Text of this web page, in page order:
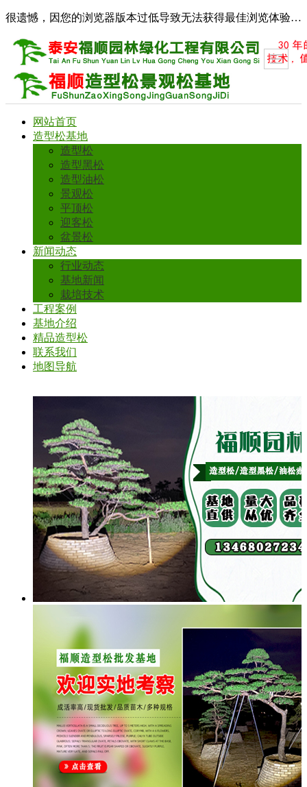
很遗憾，因您的浏览器版本过低导致无法获得最佳浏览体验，推荐下载安装谷歌浏览器！
网站首页
造型松基地
造型松
造型黑松
造型油松
景观松
平顶松
迎客松
盆景松
新闻动态
行业动态
基地新闻
栽培技术
工程案例
基地介绍
精品造型松
联系我们
地图导航